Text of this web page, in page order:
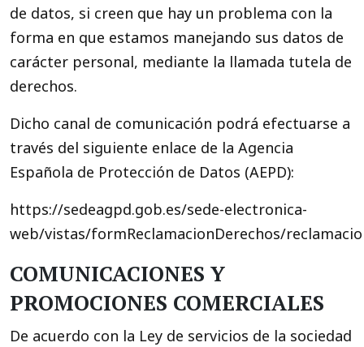
de datos, si creen que hay un problema con la
forma en que estamos manejando sus datos de
carácter personal, mediante la llamada tutela de
derechos.
Dicho canal de comunicación podrá efectuarse a
través del siguiente enlace de la Agencia
Española de Protección de Datos (AEPD):
https://sedeagpd.gob.es/sede-electronica-
web/vistas/formReclamacionDerechos/
COMUNICACIONES Y
PROMOCIONES COMERCIALES
De acuerdo con la Ley de servicios de la sociedad